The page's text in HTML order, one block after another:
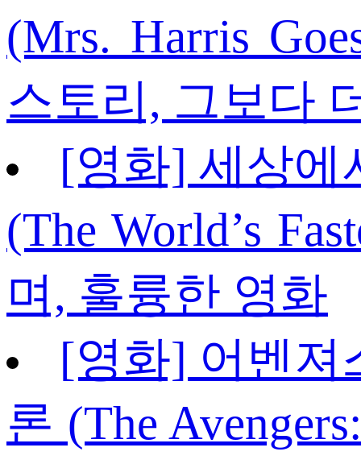
(Mrs. Harris
스토리, 그보다
[영화] 세상에
(The World’s
며, 훌륭한 영화
[영화] 어벤져
론 (The